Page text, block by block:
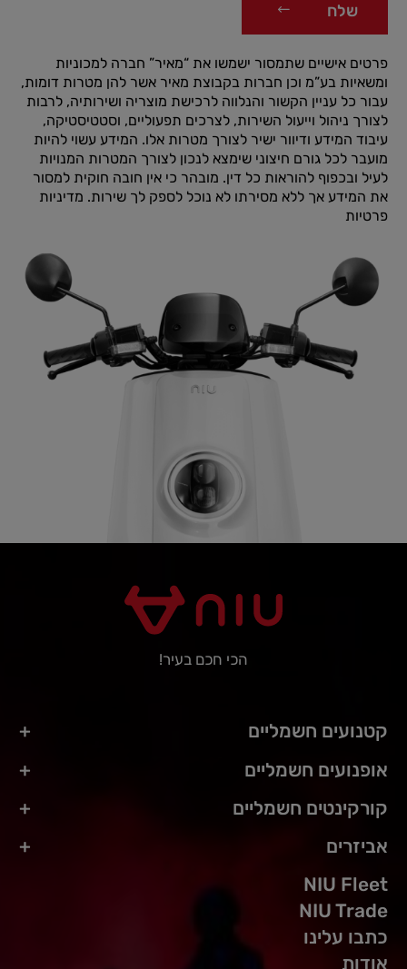
שלח
פרטים אישיים שתמסור ישמשו את “מאיר” חברה למכוניות
ומשאיות בע”מ וכן חברות בקבוצת מאיר אשר להן מטרות דומות,
עבור כל עניין הקשור והנלווה לרכישת מוצריה ושירותיה, לרבות
לצורך ניהול וייעול השירות, לצרכים תפעוליים, וסטטיסטיקה,
עיבוד המידע ודיוור ישיר לצורך מטרות אלו. המידע עשוי להיות
מועבר לכל גורם חיצוני שימצא לנכון לצורך המטרות המנויות
לעיל ובכפוף להוראות כל דין. מובהר כי אין חובה חוקית למסור
את המידע אך ללא מסירתו לא נוכל לספק לך שירות. מדיניות
פרטיות
הכי חכם בעיר!
קטנועים חשמליים
אופנועים חשמליים
קורקינטים חשמליים
אביזרים
NIU Fleet
NIU Trade
כתבו עלינו
אודות